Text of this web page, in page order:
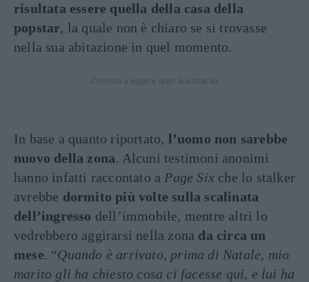
risultata essere quella della casa della
popstar, la quale non è chiaro se si trovasse
nella sua abitazione in quel momento.
In base a quanto riportato, l’uomo non sarebbe
nuovo della zona. Alcuni testimoni anonimi
hanno infatti raccontato a Page Six che lo stalker
avrebbe dormito più volte sulla scalinata
dell’ingresso dell’immobile, mentre altri lo
vedrebbero aggirarsi nella zona da circa un
mese. “Quando è arrivato, prima di Natale, mio
marito gli ha chiesto cosa ci facesse qui, e lui ha